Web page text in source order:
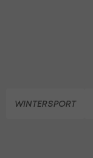
WINTERSPORT